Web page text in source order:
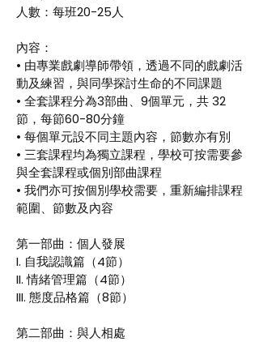
人數：每班20-25人
內容：
• 由專業戲劇導師帶領，透過不同的戲劇活
動及練習，與同學探討生命的不同課題
• 全套課程分為3部曲、9個單元，共 32
節，每節60-80分鐘
• 每個單元設不同主題內容，節數亦有別
• 三套課程均為獨立課程，學校可按需要參
與全套課程或個別部曲課程
• 我們亦可按個別學校需要，重新編排課程
範圍、節數及內容
第一部曲：個人發展
I. 自我認識篇（4節）
II. 情緒管理篇（4節）
III. 態度品格篇（8節）
第二部曲：與人相處